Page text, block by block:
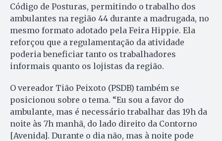
Código de Posturas, permitindo o trabalho dos
ambulantes na região 44 durante a madrugada, no
mesmo formato adotado pela Feira Hippie. Ela
reforçou que a regulamentação da atividade
poderia beneficiar tanto os trabalhadores
informais quanto os lojistas da região.
O vereador Tião Peixoto (PSDB) também se
posicionou sobre o tema. “Eu sou a favor do
ambulante, mas é necessário trabalhar das 19h da
noite às 7h manhã, do lado direito da Contorno
[Avenida]. Durante o dia não, mas à noite pode